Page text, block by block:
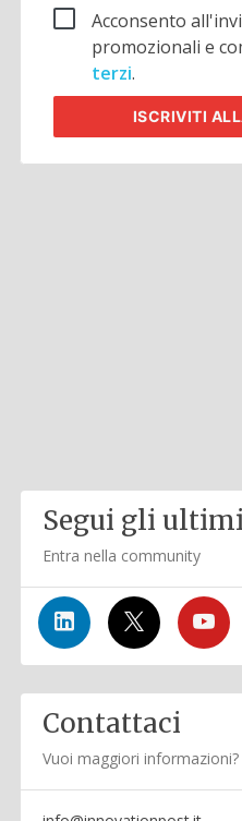
Acconsento
promozionali e
terzi.
ISCRIVITI
Segui gli
Entra nella community
Contattaci
Vuoi maggiori informazioni?